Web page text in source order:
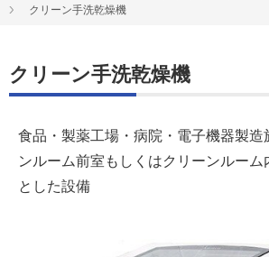
クリーン手洗乾燥機
クリーン手洗乾燥機
食品・製薬工場・病院・電子機器製造
ンルーム前室もしくはクリーンルーム
とした設備